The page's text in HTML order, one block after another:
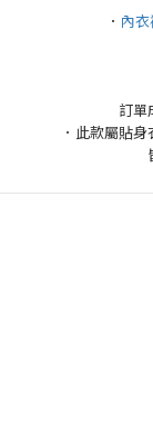
． 內
訂單
．此款屬貼